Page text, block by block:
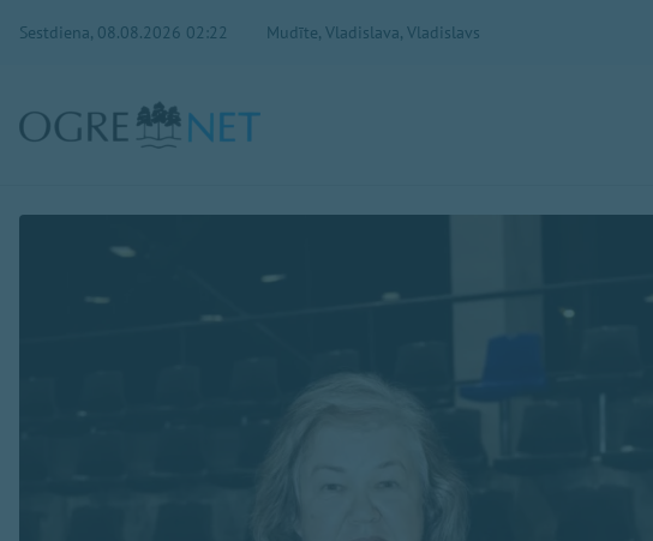
Sestdiena, 08.08.2026 02:22 Mudīte, Vladislava, Vladislavs